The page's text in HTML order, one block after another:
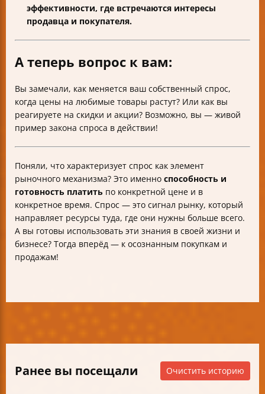
эффективности, где встречаются интересы
продавца и покупателя.
А теперь вопрос к вам:
Вы замечали, как меняется ваш собственный спрос,
когда цены на любимые товары растут? Или как вы
реагируете на скидки и акции? Возможно, вы — живой
пример закона спроса в действии!
Поняли, что характеризует спрос как элемент
рыночного механизма? Это именно способность и
готовность платить по конкретной цене и в
конкретное время. Спрос — это сигнал рынку, который
направляет ресурсы туда, где они нужны больше всего.
А вы готовы использовать эти знания в своей жизни и
бизнесе? Тогда вперёд — к осознанным покупкам и
продажам!
Ранее вы посещали Очистить историю